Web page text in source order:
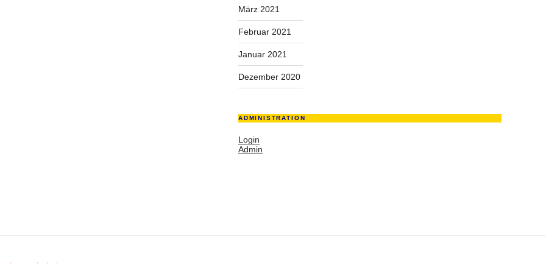
März 2021
Februar 2021
Januar 2021
Dezember 2020
ADMINISTRATION
Login
Admin
vorbehalten.